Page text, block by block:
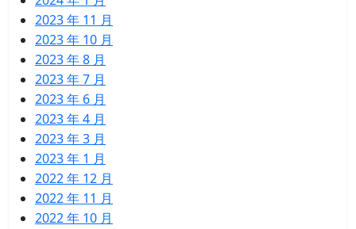
2023 年 11 月
2023 年 10 月
2023 年 8 月
2023 年 7 月
2023 年 6 月
2023 年 4 月
2023 年 3 月
2023 年 1 月
2022 年 12 月
2022 年 11 月
2022 年 10 月